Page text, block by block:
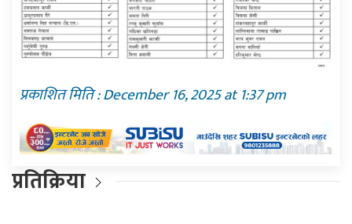
प्रकाशित मिति : December 16, 2025 at 1:37 pm
प्रतिक्रिया